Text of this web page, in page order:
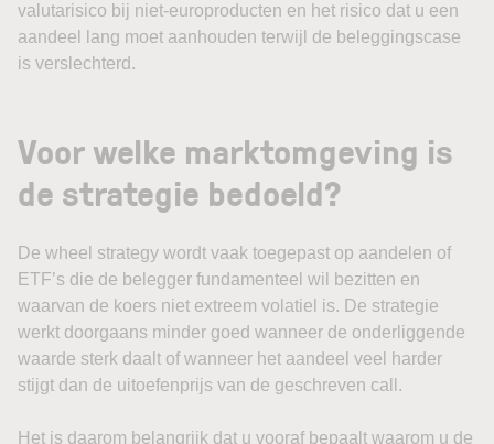
valutarisico bij niet-europroducten en het risico dat u een
aandeel lang moet aanhouden terwijl de beleggingscase
is verslechterd.
Voor welke marktomgeving is
de strategie bedoeld?
De wheel strategy wordt vaak toegepast op aandelen of
ETF’s die de belegger fundamenteel wil bezitten en
waarvan de koers niet extreem volatiel is. De strategie
werkt doorgaans minder goed wanneer de onderliggende
waarde sterk daalt of wanneer het aandeel veel harder
stijgt dan de uitoefenprijs van de geschreven call.
Het is daarom belangrijk dat u vooraf bepaalt waarom u de